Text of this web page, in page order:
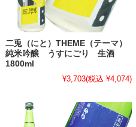
二兎（にと）THEME（テーマ）
純米吟醸 うすにごり 生酒
1800ml
¥3,703(税込 ¥4,074)